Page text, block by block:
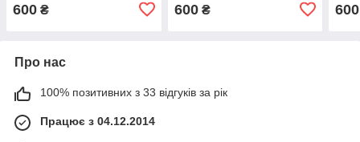
600 ₴ 600₴ 600
Про нас
100% позитивних з 33 відгуків за рік
Працює з 04.12.2014